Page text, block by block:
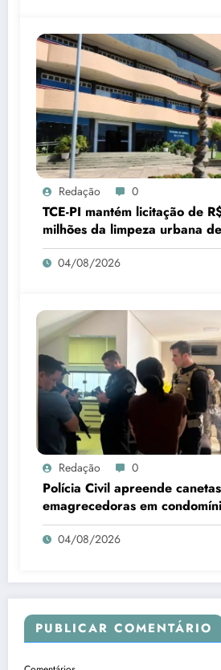
Redação 0
TCE-PI mantém licitação de
milhões da limpeza urbana
04/08/2026
Redação 0
Polícia Civil apreende canetas
emagrecedoras em
Leste de Teresina
04/08/2026
PUBLICAR COMENTÁRIO